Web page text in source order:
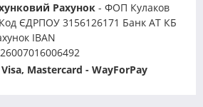
Рахунок - ФОП Кулаков
ЄДРПОУ 3156126171 Банк АТ КБ
IBAN
Mastercard - WayForPay